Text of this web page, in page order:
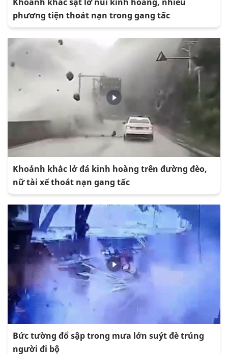
phương tiện thoát nạn trong gang tấc
Khoảnh khắc lở đá kinh hoàng trên đường đèo,
nữ tài xế thoát nạn gang tấc
Bức tường đổ sập trong mưa lớn suýt đè trúng
người đi bộ